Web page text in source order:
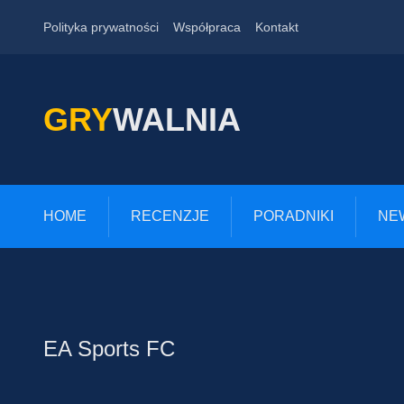
Polityka prywatności Współpraca Kontakt
GRYWALNIA
HOME RECENZJE PORADNIKI
EA Sports FC